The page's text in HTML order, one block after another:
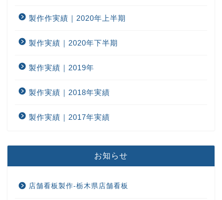
製作作実績｜2020年上半期
製作実績｜2020年下半期
製作実績｜2019年
製作実績｜2018年実績
製作実績｜2017年実績
お知らせ
店舗看板製作-栃木県店舗看板